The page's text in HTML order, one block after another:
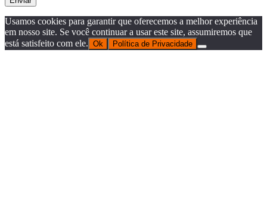
Usamos cookies para garantir que oferecemos a melhor experiência
em nosso site. Se você continuar a usar este site, assumiremos que
está satisfeito com ele. Ok Política de Privacidade